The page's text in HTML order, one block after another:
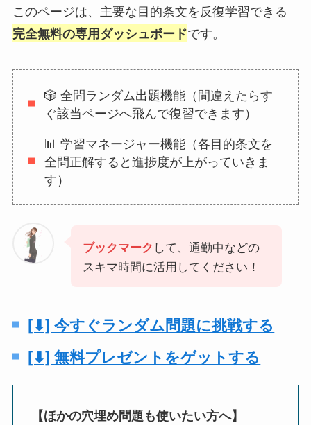
このページは、主要な目的条文を反復学習できる
完全無料の専用ダッシュボードです。
🎲 全問ランダム出題機能（間違えたらす
ぐ該当ページへ飛んで復習できます）
📊 学習マネージャー機能（各目的条文を
全問正解すると進捗度が上がっていきま
す）
ブックマーク して、通勤中などの
スキマ時間に活用してください！
[⬇] 今すぐランダム問題に挑戦する
[⬇] 無料プレゼントをゲットする
【ほかの穴埋め問題も使いたい方へ】